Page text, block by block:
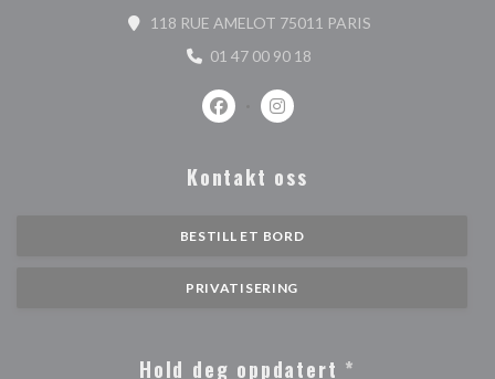
118 RUE AMELOT 75011 PARIS((åpner i et nytt
01 47 00 90 18
Facebook ((åpner i et nytt vindu))
Instagram ((åpner i et nytt
Kontakt oss
BESTILL ET BORD
PRIVATISERING
Hold deg oppdatert *